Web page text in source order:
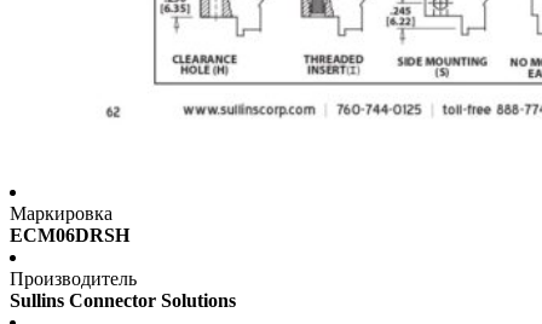
Маркировка
ECM06DRSH
Производитель
Sullins Connector Solutions